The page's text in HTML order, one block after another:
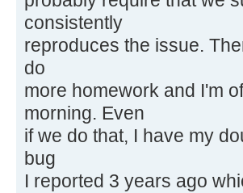
consistently
reproduces the issue.
do
more homework and I'm
morning. Even
if we do that, I have my
bug
I reported 3 years ago